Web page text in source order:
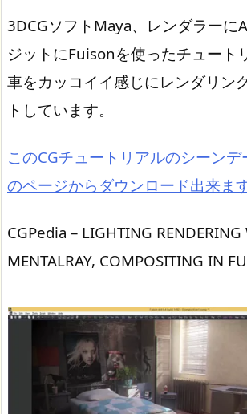
3DCGソフトMaya、レンダラーに
ジットにFuisonを使ったチュート
車をカッコイイ感じにレンダリン
トしています。
このCGチュートリアルのシーンデ
のページからダウンロード出来ます
CGPedia – LIGHTING RENDERING
MENTALRAY, COMPOSITING IN